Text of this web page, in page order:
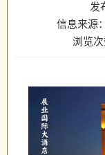
发
信息来源
浏览次